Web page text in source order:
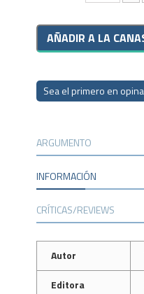
Sea el primero en
ARGUMENTO
INFORMACIÓN
CRÍTICAS/REVIEWS
Autor
Editora